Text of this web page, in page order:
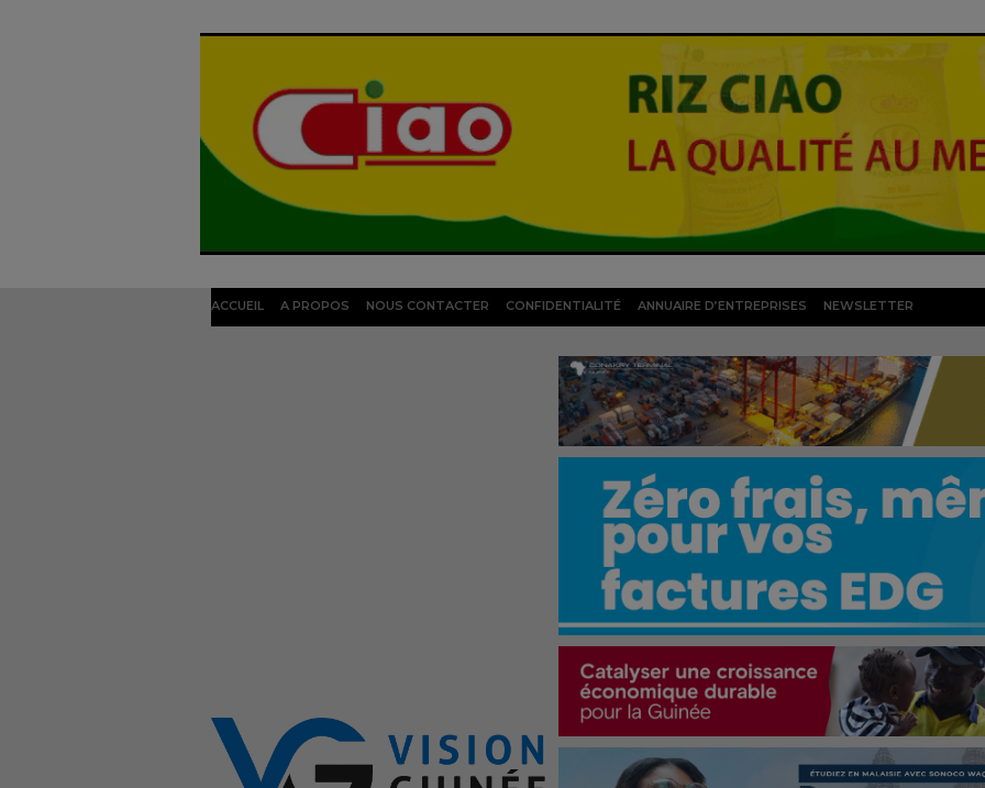
ACCUEIL A PROPOS NOUS CONTACTER CONFIDENTIALITÉ ANNUAIRE D’ENTREPRISES NEWSLETTER